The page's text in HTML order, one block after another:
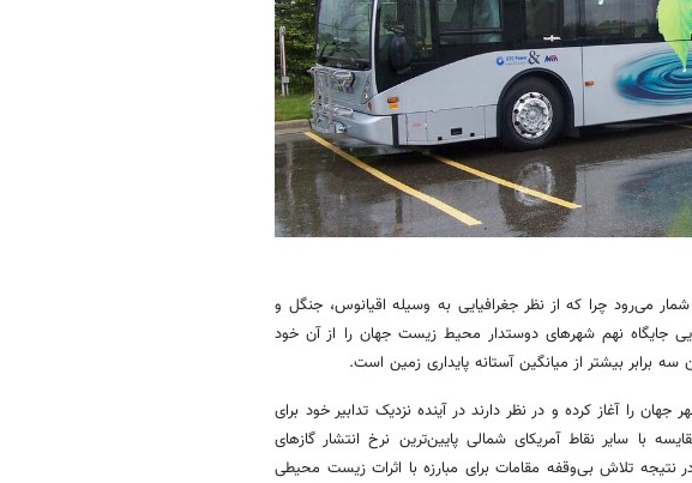
می‌رود چرا که از نظر جغرافیایی به وسیله اقیانوس، جنگل و
جایگاه نهم شهرهای دوستدار محیط زیست جهان را از آن خود
برابر بیشتر از میانگین آستانه پایداری زمین است.
را آغاز کرده و در نظر دارند در آینده نزدیک تدابیر خود برای
با سایر نقاط آمریکای شمالی پایین‌ترین نرخ انتشار گازهای
نتیجه تلاش بی‌وقفه مقامات برای مبارزه با اثرات زیست محیطی